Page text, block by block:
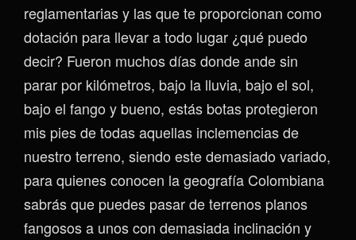
reglamentarias y las que te proporcionan como
dotación para llevar a todo lugar ¿qué puedo
decir? Fueron muchos días donde ande sin
parar por kilómetros, bajo la lluvia, bajo el sol,
bajo el fango y bueno, estás botas protegieron
mis pies de todas aquellas inclemencias de
nuestro terreno, siendo este demasiado variado,
para quienes conocen la geografía Colombiana
sabrás que puedes pasar de terrenos planos
fangosos a unos con demasiada inclinación y